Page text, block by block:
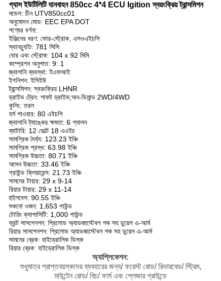
গ্যাস ইউটিলিটি যানবাহন 850cc 4*4 ECU Igition স্বয়ংক্রিয় ট্রান্সমিশন
মডেল: চীন UTV850cc01
অনুমোদন মোড: EEC EPA DOT
পণ্যের বর্ণনা:
ইঞ্জিনের ধরণ: ফোর-স্ট্রোক, এসওএইচসি
স্থানচ্যুতি: 781 সিসি
বোর এবং স্ট্রোক: 104 x 92 মিমি
কম্প্রেশন অনুপাত: 9: 1
জ্বালানি ব্যবস্থা: ইএফআই
ইগনিশন: ইসিইউ
ট্রান্সমিশন: স্বয়ংক্রিয় LHNR
ড্রাইভ ট্রেন: শাফট ড্রাইভ;অন-ডিমান্ড 2WD/4WD
কুলিং: তরল
হর্স পাওয়ার: 80 এইচপি
জ্বালানি ট্যাঙ্কের ক্ষমতা: 6 গ্যালন
ব্যাটারি: 12 ভোল্ট 18 এএইচ
সামগ্রিক দৈর্ঘ্য: 123.23 ইঞ্চি
সামগ্রিক প্রস্থ: 63.98 ইঞ্চি
সামগ্রিক উচ্চতা: 80.71 ইঞ্চি
আসন উচ্চতা: 33.46 ইঞ্চি
গ্রাউন্ড ক্লিয়ারেন্স: 21.73 ইঞ্চি
সামনের টায়ার: 29 x 9-14
রিয়ার টায়ার: 29 x 11-14
হুইলবেস: 90.55 ইঞ্চি
শুকনো ওজন: 1,653 পাউন্ড
টোয়িং ক্যাপাসিটি: 1,000 পাউন্ড
ফ্রন্ট সাসপেনশন: প্রিলোড অ্যাডজাস্টেবল শক সহ ডুয়েল এ-আর্ম
রিয়ার সাসপেনশন: প্রিলোড অ্যাডজাস্টেবল শক সহ ডুয়েল এ-আর্ম
সামনের ব্রেক: হাইড্রোলিক ডিস্ক
রিয়ার ব্রেক: হাইড্রোলিক ডিস্ক
অ্যাপ্লিকেশন:
শুধুমাত্র প্রাপ্তবয়স্কদের ব্যবহারের জন্য/ ফরেস্ট রোড/ রিভারবেড/ স্ট্রিম,
মাউন্টেন রোড/ বিচ/ ফার্ম এবং প্লেজার গ্রাউন্ডে